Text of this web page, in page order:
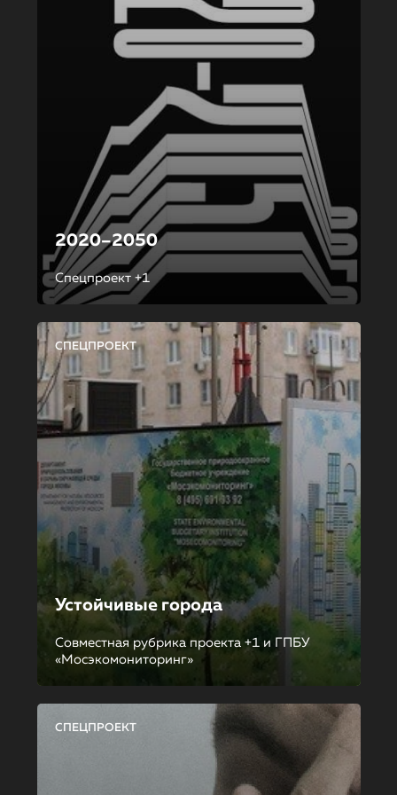
2020–2050
Спецпроект +1
СПЕЦПРОЕКТ
Устойчивые города
Совместная рубрика проекта +1 и ГПБУ
«Мосэкомониторинг»
СПЕЦПРОЕКТ